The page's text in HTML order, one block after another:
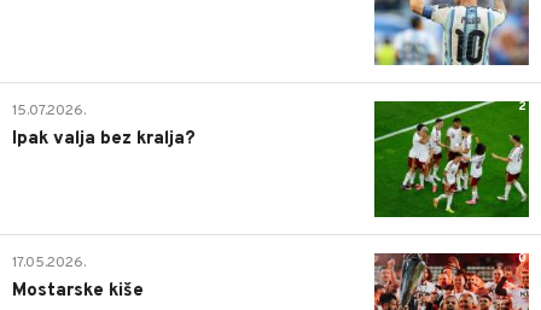
2
15.07.2026.
Ipak valja bez kralja?
0
17.05.2026.
Mostarske kiše